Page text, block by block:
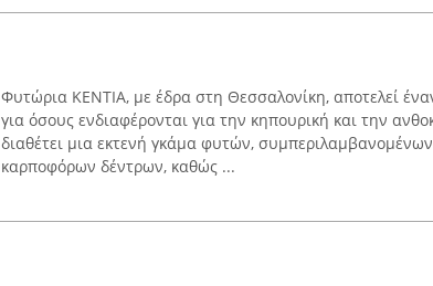
Φυτώρια ΚΕΝΤΙΑ, με έδρα στη Θεσσαλονίκη, αποτελεί
για όσους ενδιαφέρονται για την κηπουρική και την
διαθέτει μια εκτενή γκάμα φυτών,
καρποφόρων δέντρων, καθώς ...